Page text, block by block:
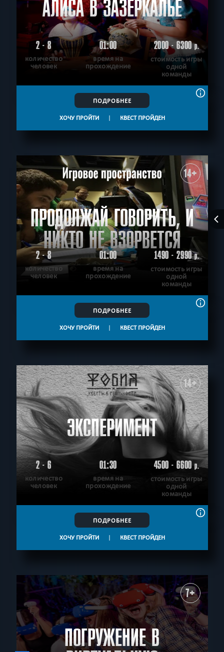
АЛИСА В ЗАЗЕРКАЛЬЕ
2 - 8
количество
человек
01:00
время на
прохождение
2000 - 6300р.
стоимость игры
одной
команды
ПОДРОБНЕЕ
ХОЧУ ПРОЙТИ | КВЕСТ ПРОЙДЕН
14+
ПРОДОЛЖАЙ ГОВОРИТЬ, И
НИКТО НЕ ВЗОРВЕТСЯ
2 - 8
количество
человек
01:00
время на
прохождение
1490 - 2990р.
стоимость игры
одной
команды
ПОДРОБНЕЕ
ХОЧУ ПРОЙТИ | КВЕСТ ПРОЙДЕН
14+
ЭКСПЕРИМЕНТ
2 - 6
количество
человек
01:30
время на
прохождение
4500 - 6600р.
стоимость игры
одной
команды
ПОДРОБНЕЕ
ХОЧУ ПРОЙТИ | КВЕСТ ПРОЙДЕН
7+
ПОГРУЖЕНИЕ В